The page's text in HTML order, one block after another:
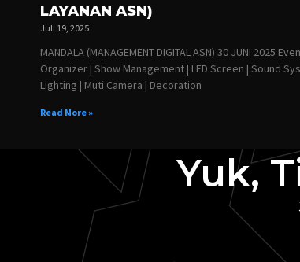
LAYANAN ASN)
Juli 19, 2025
MANDALA (MANAGEMENT DIGITAL ASN) 30 JUNI 2025
Organizer | Show Management | LED Screen | Sound
Lighting | Muti Camera | Decoration
Read More »
Yuk,